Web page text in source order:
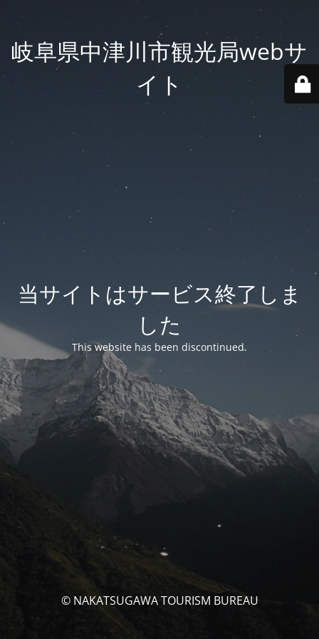
岐阜県中津川市観光局webサ
イト
当サイトはサービス終了しま
した
This website has been discontinued.
© NAKATSUGAWA TOURISM BUREAU